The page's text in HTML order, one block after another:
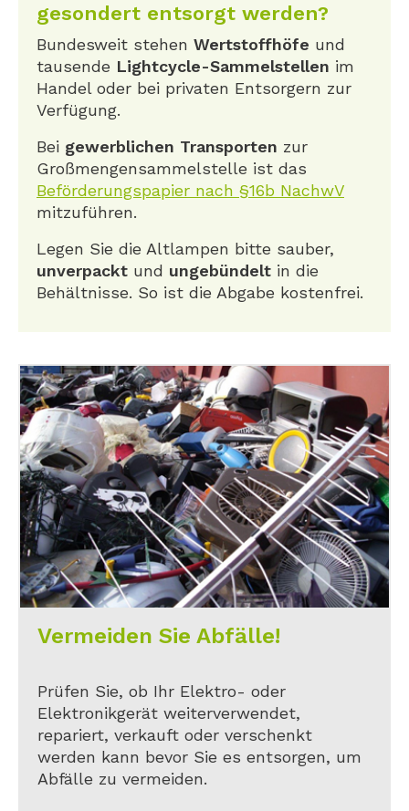
gesondert entsorgt werden?
Bundesweit stehen Wertstoffhöfe und
tausende Lightcycle-Sammelstellen im
Handel oder bei privaten Entsorgern zur
Verfügung.
Bei gewerblichen Transporten zur
Großmengensammelstelle ist das
Beförderungspapier nach §16b NachwV
mitzuführen.
Legen Sie die Altlampen bitte sauber,
unverpackt und ungebündelt in die
Behältnisse. So ist die Abgabe kostenfrei.
Vermeiden Sie Abfälle!
Prüfen Sie, ob Ihr Elektro- oder
Elektronikgerät weiterverwendet,
repariert, verkauft oder verschenkt
werden kann bevor Sie es entsorgen, um
Abfälle zu vermeiden.